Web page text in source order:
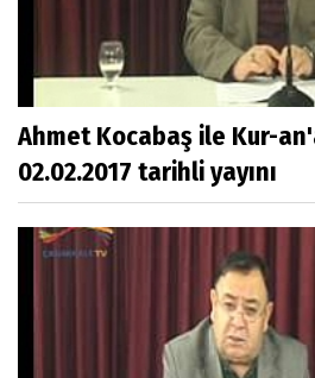
Ahmet Kocabaş ile Kur-
02.02.2017 tarihli yayını